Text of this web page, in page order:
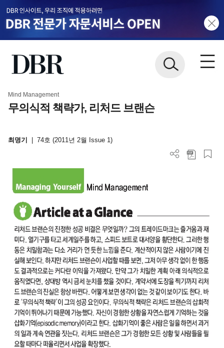
Mind Management
무의식적 책략가, 리처드 브랜슨
최명기 74호 (2011년 2월 Issue 1)